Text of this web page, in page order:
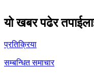
यो खबर पढेर
प्रतिक्रिया
सम्बन्धित समाचार